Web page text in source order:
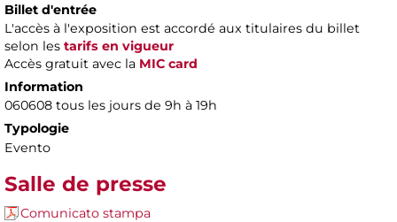
Billet d'entrée
L'accès à l'exposition est accordé aux titulaires du billet
selon les tarifs en vigueur
Accès gratuit avec la MIC card
Information
060608 tous les jours de 9h à 19h
Typologie
Evento
Salle de presse
Comunicato stampa